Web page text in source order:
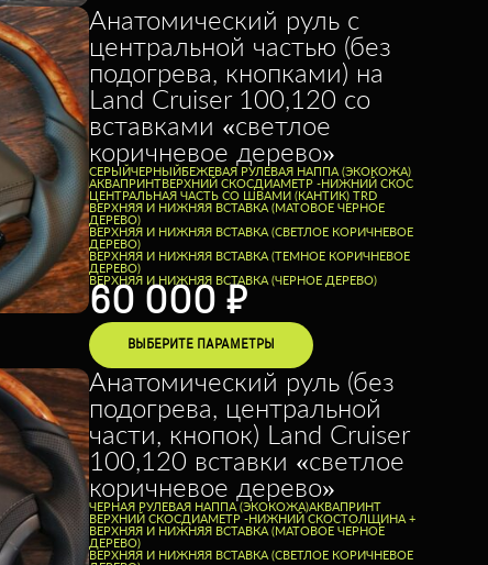
Анатомический руль с
центральной частью (без
подогрева, кнопками) на
Land Cruiser 100,120 со
вставками «светлое
коричневое дерево»
СЕРЫЙЧЕРНЫЙБЕЖЕВАЯ РУЛЕВАЯ НАППА (ЭКОКОЖА)
АКВАПРИНТВЕРХНИЙ СКОСДИАМЕТР -НИЖНИЙ СКОС
ЦЕНТРАЛЬНАЯ ЧАСТЬ СО ШВАМИ (КАНТИК) TRD
ВЕРХНЯЯ И НИЖНЯЯ ВСТАВКА (МАТОВОЕ ЧЕРНОЕ
ДЕРЕВО)
ВЕРХНЯЯ И НИЖНЯЯ ВСТАВКА (СВЕТЛОЕ КОРИЧНЕВОЕ
ДЕРЕВО)
ВЕРХНЯЯ И НИЖНЯЯ ВСТАВКА (ТЕМНОЕ КОРИЧНЕВОЕ
ДЕРЕВО)
ВЕРХНЯЯ И НИЖНЯЯ ВСТАВКА (ЧЕРНОЕ ДЕРЕВО)
60 000 ₽
ВЫБЕРИТЕ ПАРАМЕТРЫ
Анатомический руль (без
подогрева, центральной
части, кнопок) Land Cruiser
100,120 вставки «светлое
коричневое дерево»
ЧЕРНАЯ РУЛЕВАЯ НАППА (ЭКОКОЖА)АКВАПРИНТ
ВЕРХНИЙ СКОСДИАМЕТР -НИЖНИЙ СКОСТОЛЩИНА +
ВЕРХНЯЯ И НИЖНЯЯ ВСТАВКА (МАТОВОЕ ЧЕРНОЕ
ДЕРЕВО)
ВЕРХНЯЯ И НИЖНЯЯ ВСТАВКА (СВЕТЛОЕ КОРИЧНЕВОЕ